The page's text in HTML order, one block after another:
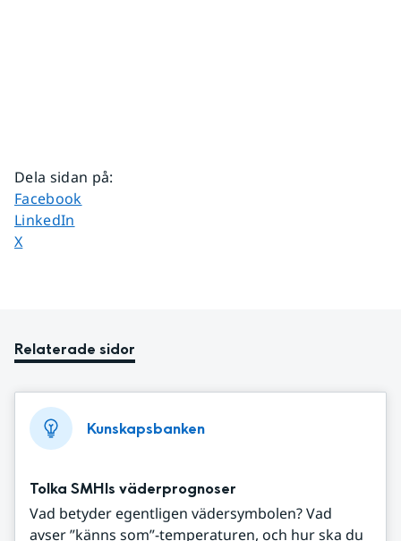
Dela sidan på:
Dela sidan på
Facebook
Dela sidan på
LinkedIn
Dela sidan på
X
Relaterade sidor
Kunskapsbanken
Tolka SMHIs väderprognoser
Vad betyder egentligen vädersymbolen? Vad
avser ”känns som”-temperaturen, och hur ska du